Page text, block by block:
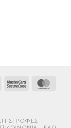
MasterCard